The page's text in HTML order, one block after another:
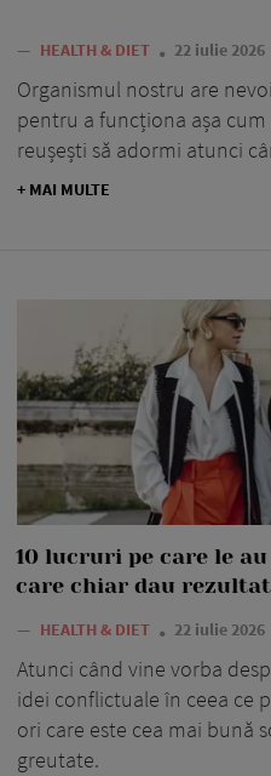
— HEALTH & DIET 22 iulie 2026
Organismul nostru are
pentru a funcționa așa
reușești să adormi atunci
+ MAI MULTE
10 lucruri pe care le
care chiar dau
— HEALTH & DIET 22 iulie 2026
Atunci când vine vorba
idei conflictuale în ceea ce
ori care este cea mai bună
greutate.